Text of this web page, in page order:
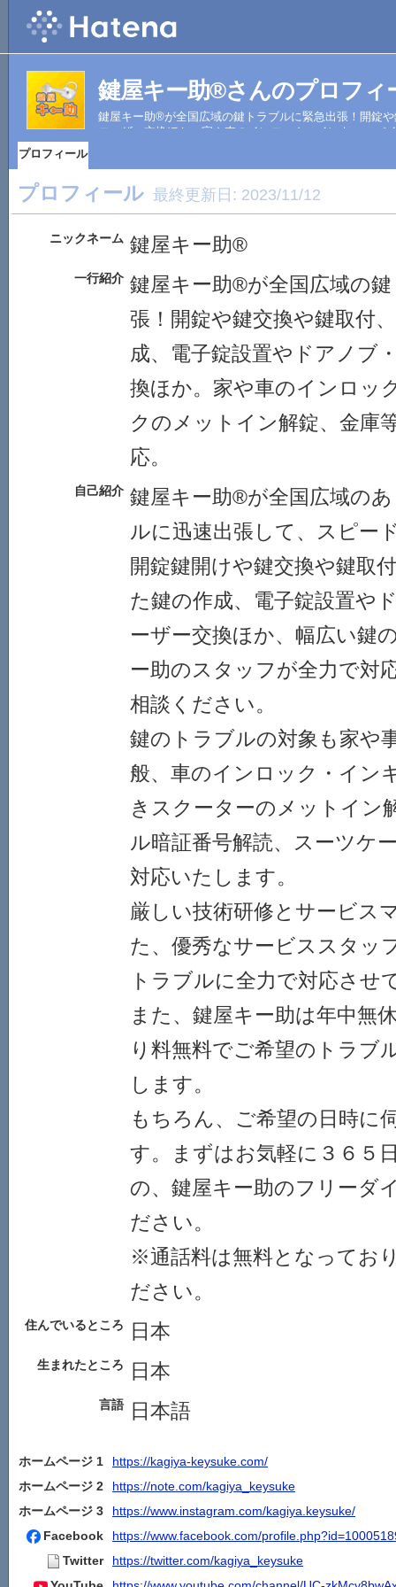
鍵屋キー助®さんのプロフィ
鍵屋キー助®が全国広域の鍵トラブルに緊急出張！開錠
ローザー交換ほか。家や車のインロック・インキー、
プロフィール
プロフィール 最終更新日: 2023/11/12
ニックネーム 鍵屋キー助®
一行紹介 鍵屋キー助®が全国広域の
張！開錠や鍵交換や鍵取付
成、電子錠設置やドアノブ
換ほか。家や車のインロッ
クのメットイン解錠、金庫
応。
自己紹介 鍵屋キー助®が全国広域の
ルに迅速出張して、スピー
開錠鍵開けや鍵交換や鍵取
た鍵の作成、電子錠設置や
ーザー交換ほか、幅広い鍵
ー助のスタッフが全力で対
相談ください。
鍵のトラブルの対象も家や
般、車のインロック・イン
きスクーターのメットイン
ル暗証番号解読、スーツケ
対応いたします。
厳しい技術研修とサービス
た、優秀なサービススタッ
トラブルに全力で対応させ
また、鍵屋キー助は年中無
り料無料でご希望のトラブ
します。
もちろん、ご希望の日時に
す。まずはお気軽に３６５
の、鍵屋キー助のフリーダ
ださい。
※通話料は無料となってお
ださい。
住んでいるところ 日本
生まれたところ 日本
言語 日本語
ホームページ 1
https://kagiya-keysuke.com/
ホームページ 2
https://note.com/kagiya_keysuke
ホームページ 3
https://www.instagram.com/kagiya.keysuke/
Facebook
https://www.facebook.com/
Twitter
https://twitter.com/kagiya_keysuke